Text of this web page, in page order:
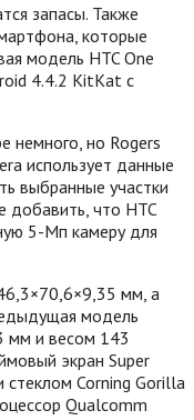
запасы. Также
которые
модель HTC One
4.4.2 KitKat с
немного, но Rogers
использует данные
выбранные участки
добавить, что HTC
5-Мп камеру для
мм, а
модель
мм и весом 143
экран Super
Corning Gorilla
Qualcomm